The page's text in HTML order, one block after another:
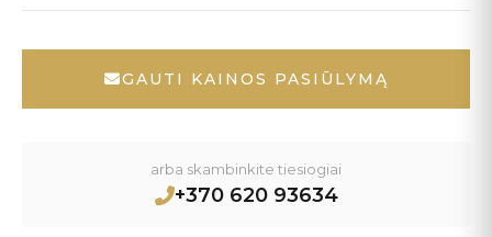
GAUTI KAINOS PASIŪLYMĄ
arba skambinkite tiesiogiai
+370 620 93634